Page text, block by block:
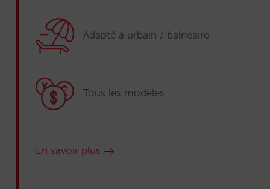
Adapté à urbain / balnéaire
Tous les modèles
En savoir plus